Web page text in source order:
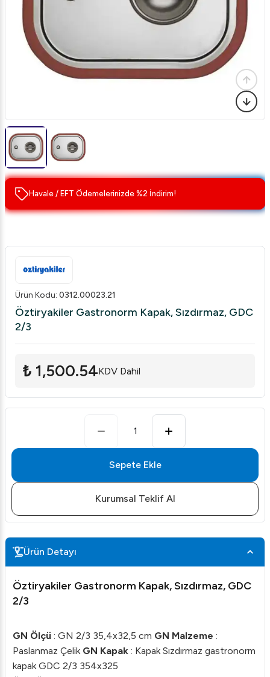
Havale / EFT Ödemelerinizde %2 İndirim!
Ürün Kodu: 0312.00023.21
Öztiryakiler Gastronorm Kapak, Sızdırmaz, GDC
2/3
₺ 1,500.54KDV Dahil
1
Sepete Ekle
Kurumsal Teklif Al
Ürün Detayı
Öztiryakiler Gastronorm Kapak, Sızdırmaz, GDC
2/3
GN Ölçü : GN 2/3 35,4x32,5 cm GN Malzeme :
Paslanmaz Çelik GN Kapak : Kapak Sızdırmaz gastronorm
kapak GDC 2/3 354x325